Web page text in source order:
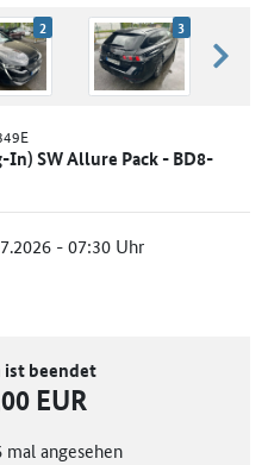
2 3
In) SW Allure Pack - BD8-
- 07:30 Uhr
ist beendet
EUR
mal angesehen